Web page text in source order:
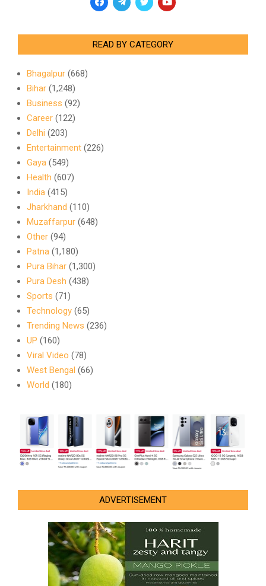
READ BY CATEGORY
Bhagalpur (668)
Bihar (1,248)
Business (92)
Career (122)
Delhi (203)
Entertainment (226)
Gaya (549)
Health (607)
India (415)
Jharkhand (110)
Muzaffarpur (648)
Other (94)
Patna (1,180)
Pura Bihar (1,300)
Pura Desh (438)
Sports (71)
Technology (65)
Trending News (236)
UP (160)
Viral Video (78)
West Bengal (66)
World (180)
ADVERTISEMENT